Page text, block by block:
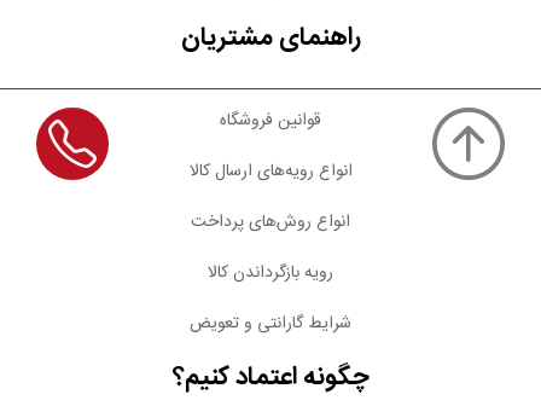
راهنمای مشتریان
قوانین فروشگاه
انواع رویه‌های ارسال کالا
انواع روش‌های پرداخت
رویه بازگرداندن کالا
شرایط گارانتی و تعویض
چگونه اعتماد کنیم؟